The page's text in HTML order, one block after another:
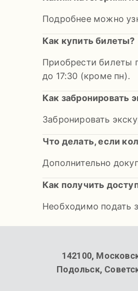
Подробнее можно
Как купить билеты?
Приобрести билеты
до 17:30 (кроме пн).
Как забронировать
Забронировать
Что делать, если
Дополнительно
Как получить
Необходимо подать
142100,
Подольск,